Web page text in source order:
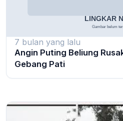
7 bulan yang lalu
Angin Puting Beliung
Gebang Pati